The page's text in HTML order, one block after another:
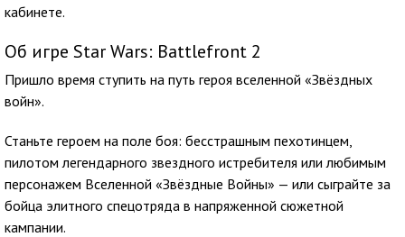
кабинете.
Об игре Star Wars: Battlefront 2
Пришло время ступить на путь героя вселенной «Звёздных
войн».
Станьте героем на поле боя: бесстрашным пехотинцем,
пилотом легендарного звездного истребителя или любимым
персонажем Вселенной «Звёздные Войны» — или сыграйте за
бойца элитного спецотряда в напряженной сюжетной
кампании.